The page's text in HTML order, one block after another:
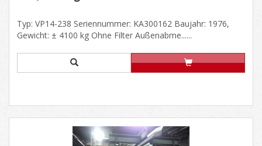
Typ: VP14-238 Seriennummer: KA300162 Baujahr: 1976,
Gewicht: ± 4100 kg Ohne Filter Außenabme......